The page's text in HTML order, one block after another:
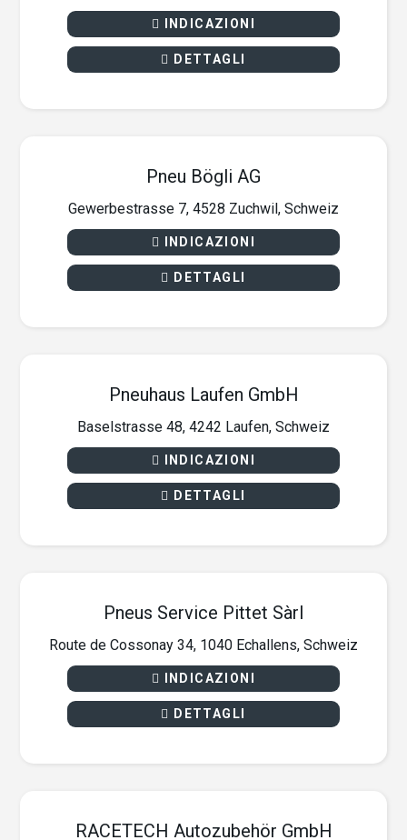
INDICAZIONI
DETTAGLI
Pneu Bögli AG
Gewerbestrasse 7, 4528 Zuchwil, Schweiz
INDICAZIONI
DETTAGLI
Pneuhaus Laufen GmbH
Baselstrasse 48, 4242 Laufen, Schweiz
INDICAZIONI
DETTAGLI
Pneus Service Pittet Sàrl
Route de Cossonay 34, 1040 Echallens, Schweiz
INDICAZIONI
DETTAGLI
RACETECH Autozubehör GmbH